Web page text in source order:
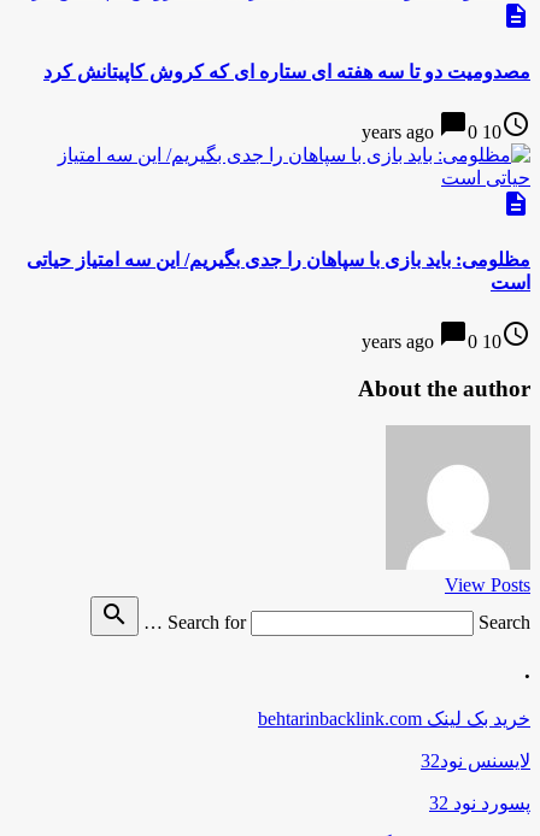
description
مصدومیت دو تا سه هفته ای ستاره ای که کروش کاپیتانش کرد
access_time
10 years ago
chat_bubble0
description
مظلومی: باید بازی با سپاهان را جدی بگیریم/ این سه امتیاز حیاتی
است
access_time
10 years ago
chat_bubble0
About the author
View Posts
Search for
Search …
search
.
خرید بک لینک behtarinbacklink.com
لایسنس نود32
پسورد نود 32